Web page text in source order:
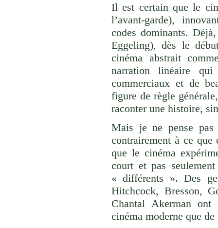
Il est certain que le
l’avant-garde),
codes dominants.
Eggeling), dès le
cinéma abstrait
narration linéaire
commerciaux et de
figure de règle
raconter une histoire,
Mais je ne pense
contrairement à ce que
que le cinéma
court et pas
« différents ». Des
Hitchcock, Bresson,
Chantal Akerman ont
cinéma moderne que